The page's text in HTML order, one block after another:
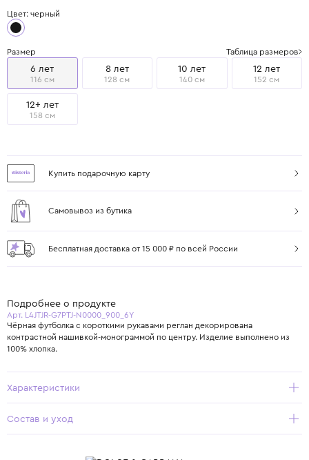
Цвет: черный
Размер Таблица размеров
6 лет
116 см
8 лет
128 см
10 лет
140 см
12 лет
152 см
12+ лет
158 см
Купить подарочную карту
Самовывоз из бутика
Бесплатная доставка от 15 000 ₽ по всей России
Подробнее о продукте
Арт. L4JTJR-G7PTJ-N0000_900_6Y
Чёрная футболка с короткими рукавами реглан декорирована
контрастной нашивкой-монограммой по центру. Изделие выполнено из
100% хлопка.
Характеристики
Состав и уход